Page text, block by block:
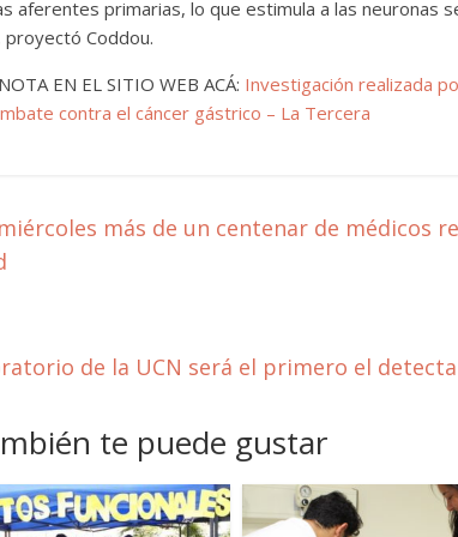
aferentes primarias, lo que estimula a las neuronas
proyectó Coddou.
EN EL SITIO WEB ACÁ: Investigación realizada
contra el cáncer gástrico – La Tercera
más de un centenar de médicos
de la UCN será el primero el
te puede gustar